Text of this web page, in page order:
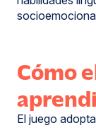
Cómo
El juego